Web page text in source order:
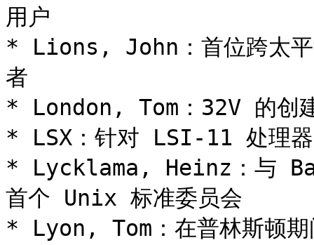
用户
* Lions, John：首位跨太
者
* London, Tom：32V 的创
* LSX：针对 LSI-11 处理
* Lycklama, Heinz：与
首个 Unix 标准委员会
* Lyon, Tom：在普林斯顿